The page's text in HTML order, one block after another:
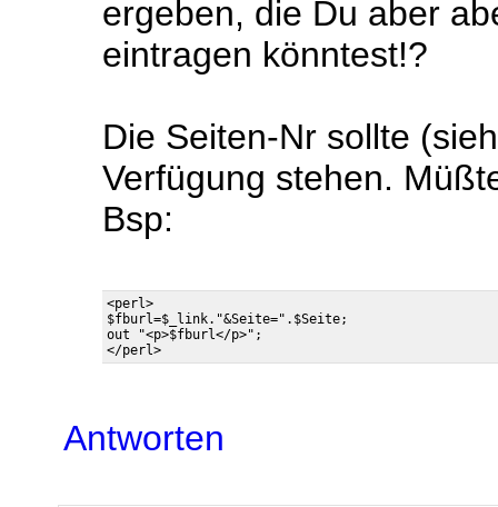
ergeben, die Du aber
eintragen könntest!?
Die Seiten-Nr sollte
Verfügung stehen.
Bsp:
<perl>
$fburl=$_link."&Seite=".$Seite;
out "<p>$fburl</p>";
Antworten